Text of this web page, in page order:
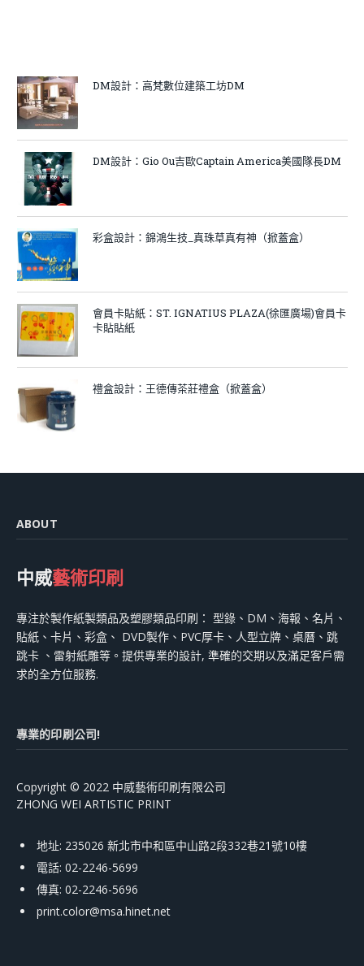
DM設計：高梵數位建築工坊DM
DM設計：Gio Ou吉歐Captain America美國隊長DM
彩盒設計：錦鴻生技_真珠草真有神（掀蓋盒）
會員卡貼紙：ST. IGNATIUS PLAZA(徐匯廣場)會員卡
卡貼貼紙
禮盒設計：王德傳茶莊禮盒（掀蓋盒）
ABOUT
中威藝術印刷
專注於製作紙製類品及塑膠類品印刷： 型錄、DM、海報、名片、
貼紙、卡片、彩盒、 DVD製作、PVC厚卡、人型立牌、桌曆、跳
跳卡 、雷射紙雕等。提供專業的設計, 準確的交期以及滿足客戶需
求的全方位服務.
專業的印刷公司!
Copyright © 2022 中威藝術印刷有限公司
ZHONG WEI ARTISTIC PRINT
地址: 235026 新北市中和區中山路2段332巷21號10樓
電話: 02-2246-5699
傳真: 02-2246-5696
print.color@msa.hinet.net